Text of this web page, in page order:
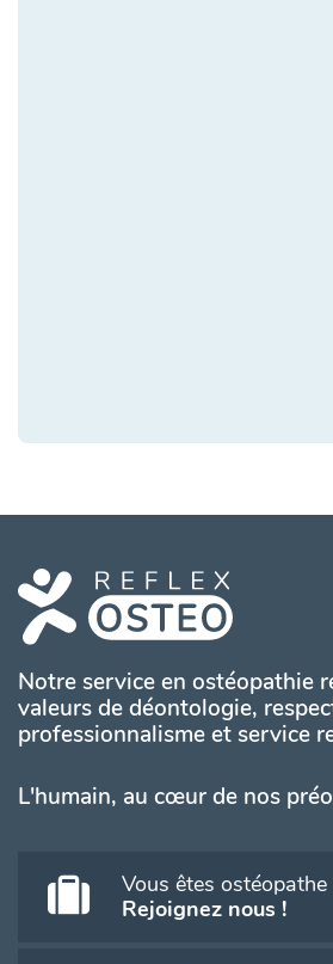
Notre service en ostéopathie
valeurs de déontologie,
professionnalisme et service
L'humain, au cœur de nos
Vous êtes ostéopathe
Rejoignez nous !